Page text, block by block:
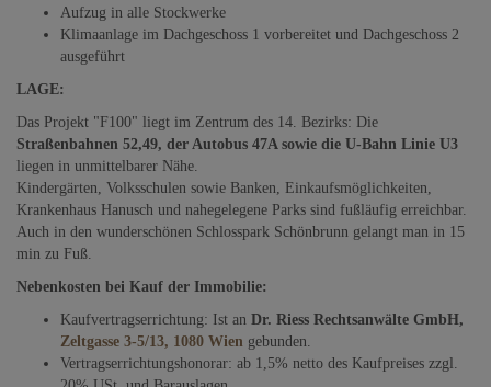
Aufzug in alle Stockwerke
Klimaanlage im Dachgeschoss 1 vorbereitet und Dachgeschoss 2
ausgeführt
LAGE:
Das Projekt "F100" liegt im Zentrum des 14. Bezirks: Die
Straßenbahnen 52,49, der Autobus 47A sowie die U-Bahn Linie U3
liegen in unmittelbarer Nähe.
Kindergärten, Volksschulen sowie Banken, Einkaufsmöglichkeiten,
Krankenhaus Hanusch und nahegelegene Parks sind fußläufig erreichbar.
Auch in den wunderschönen Schlosspark Schönbrunn gelangt man in 15
min zu Fuß.
Nebenkosten bei Kauf der Immobilie:
Kaufvertragserrichtung: Ist an Dr. Riess Rechtsanwälte GmbH,
Zeltgasse 3-5/13, 1080 Wien gebunden.
Vertragserrichtungshonorar: ab 1,5% netto des Kaufpreises zzgl.